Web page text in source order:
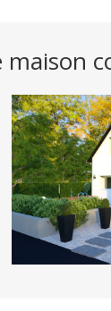
maison